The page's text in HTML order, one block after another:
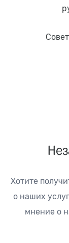
Хотите
о наших
мнение о